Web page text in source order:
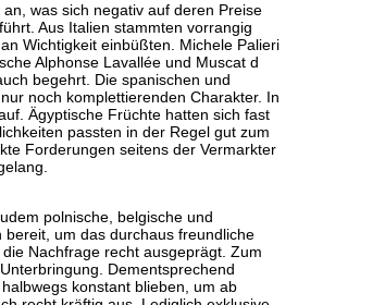
was sich negativ auf deren Preise
Aus Italien stammten vorrangig
Wichtigkeit einbüßten. Michele Palieri
Alphonse Lavallée und Muscat d
begehrt. Die spanischen und
noch komplettierenden Charakter. In
Ägyptische Früchte hatten sich fast
passten in der Regel gut zum
Forderungen seitens der Vermarkter
polnische, belgische und
um das durchaus freundliche
Nachfrage recht ausgeprägt. Zum
Dementsprechend
konstant blieben, um ab